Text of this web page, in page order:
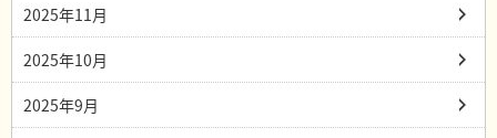
2025年11月
2025年10月
2025年9月